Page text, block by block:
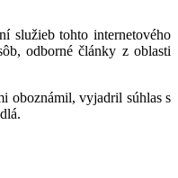
služieb tohto internetového
odborné články z oblasti
oboznámil, vyjadril súhlas s